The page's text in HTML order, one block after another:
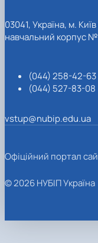
03041, Україна, м.
навчальний корпус №
(044) 258-42-63
(044) 527-83-08
vstup@nubip.edu.ua
Офіційний портал
© 2026 НУБІП Україна